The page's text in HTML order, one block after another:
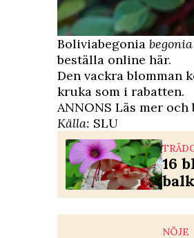
Boliviabegonia
beställa online här.
Den vackra blomman
kruka som i rabatten.
ANNONS Läs mer
Källa: SLU
16
NÖJE